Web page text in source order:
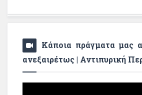
Κάποια πράγματα μας
ανεξαιρέτως | Αντιπυρική